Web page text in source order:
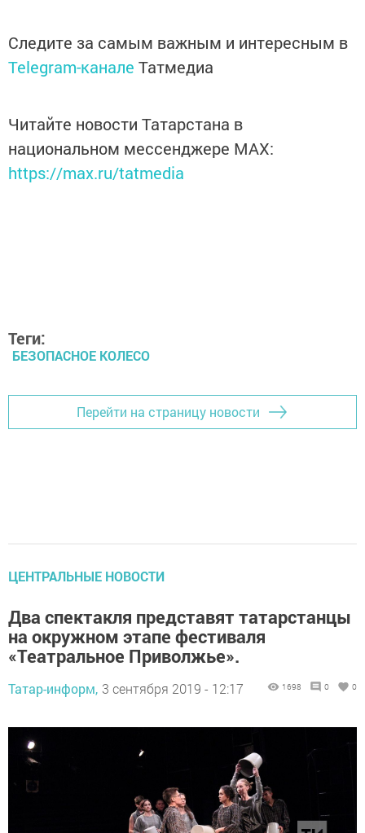
Следите за самым важным и интересным в
Telegram-канале Татмедиа
Читайте новости Татарстана в
национальном мессенджере MАХ:
https://max.ru/tatmedia
Теги:
БЕЗОПАСНОЕ КОЛЕСО
Перейти на страницу новости
ЦЕНТРАЛЬНЫЕ НОВОСТИ
Два спектакля представят татарстанцы
на окружном этапе фестиваля
«Театральное Приволжье».
Татар-информ, 3 сентября 2019 - 12:17 1698 0 0